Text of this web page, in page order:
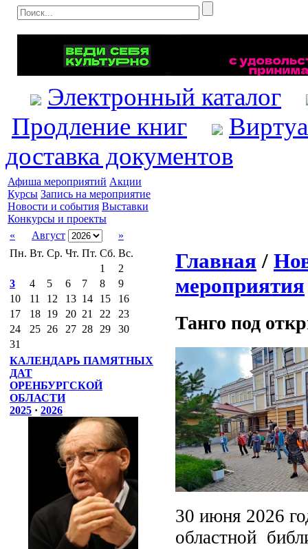
Электронный каталог
Продление книг
доставка документов
Афиша мероприятий Акции
Курсы Запись на мероприятие
Новости и события Выставки
Конкурсы и проекты
«
Август
»
Пн. Вт. Ср. Чт. Пт. Сб. Вс.
1
2
3
4 5 6 7 8
9
10
11 12 13 14 15
16
17
18 19 20 21 22
23
24
25 26 27 28 29
30
31
КАЛЕНДАРЬ ПАМЯТНЫХ
ДАТ
ОРЕНБУРГСКОЙ
ОБЛАСТИ
2025 · 2026
Главная /
мероприятия
Танго под
30 июня 2026
областной